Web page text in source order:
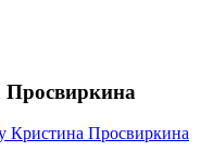
Просвиркина
Кристина Просвиркина